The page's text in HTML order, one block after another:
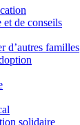
et de conseils
d’autres familles
solidaire